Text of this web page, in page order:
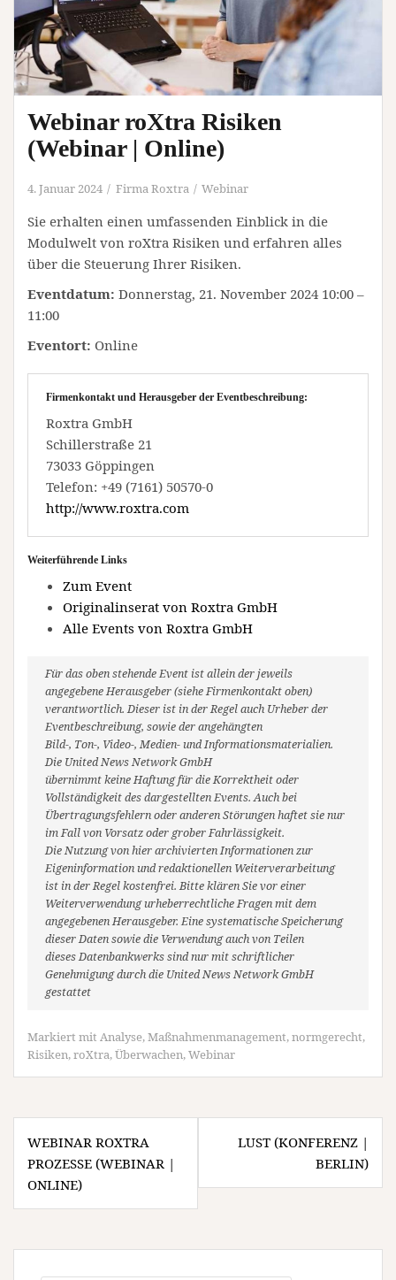
Webinar roXtra Risiken
(Webinar | Online)
4. Januar 2024 Firma Roxtra Webinar
Sie erhalten einen umfassenden Einblick in die
Modulwelt von roXtra Risiken und erfahren alles
über die Steuerung Ihrer Risiken.
Eventdatum: Donnerstag, 21. November 2024 10:00 –
11:00
Eventort: Online
Firmenkontakt und Herausgeber der Eventbeschreibung:
Roxtra GmbH
Schillerstraße 21
73033 Göppingen
Telefon: +49 (7161) 50570-0
http://www.roxtra.com
Weiterführende Links
Zum Event
Originalinserat von Roxtra GmbH
Alle Events von Roxtra GmbH
Für das oben stehende Event ist allein der jeweils
angegebene Herausgeber (siehe Firmenkontakt oben)
verantwortlich. Dieser ist in der Regel auch Urheber der
Eventbeschreibung, sowie der angehängten
Bild-, Ton-, Video-, Medien- und Informationsmaterialien.
Die United News Network GmbH
übernimmt keine Haftung für die Korrektheit oder
Vollständigkeit des dargestellten Events. Auch bei
Übertragungsfehlern oder anderen Störungen haftet sie nur
im Fall von Vorsatz oder grober Fahrlässigkeit.
Die Nutzung von hier archivierten Informationen zur
Eigeninformation und redaktionellen Weiterverarbeitung
ist in der Regel kostenfrei. Bitte klären Sie vor einer
Weiterverwendung urheberrechtliche Fragen mit dem
angegebenen Herausgeber. Eine systematische Speicherung
dieser Daten sowie die Verwendung auch von Teilen
dieses Datenbankwerks sind nur mit schriftlicher
Genehmigung durch die United News Network GmbH
gestattet
Markiert mit Analyse,Maßnahmenmanagement,normgerecht,
Risiken,roXtra,Überwachen,Webinar
Beitragsnavigation
WEBINAR ROXTRA
PROZESSE (WEBINAR |
ONLINE)
LUST (KONFERENZ |
BERLIN)